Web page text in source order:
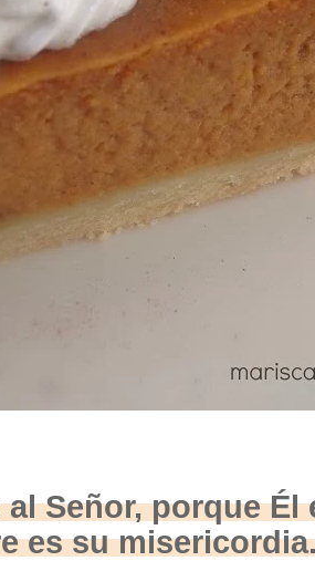
al Señor, porque
es su